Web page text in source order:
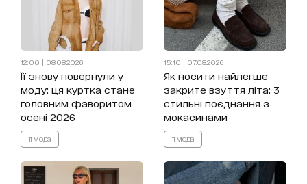
12:00 | 08.08.2026
Її знову повернули у
моду: ця куртка стане
головним фаворитом
осені 2026
#мода
15:10 | 07.08.2026
Як носити найлегше
закрите взуття літа: 3
стильні поєднання з
мокасинами
#мода